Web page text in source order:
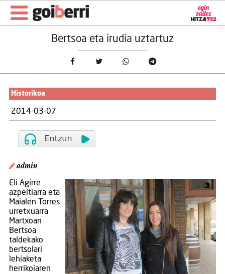
Bertsoa eta irudia uztartuz
Historikoa
2014-03-07
admin
Eli Agirre
azpeitiarra eta
Maialen Torres
urretxuarra
Martxoan
Bertsoa
taldekako
bertsolari
lehiaketa
herrikoiaren